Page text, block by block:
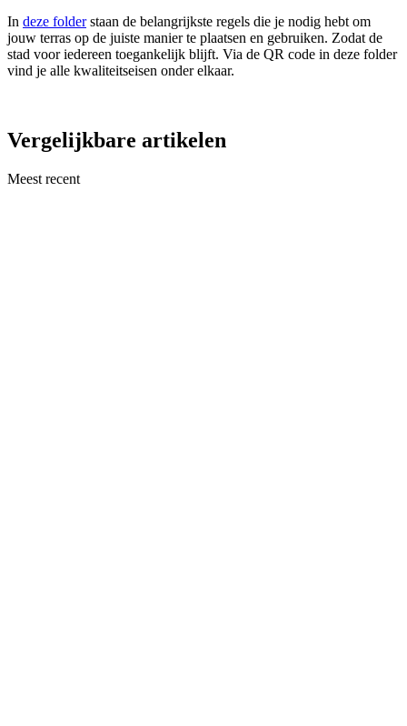
In deze folderstaan de belangrijkste regels die je nodig hebt om
jouw terras op de juiste manier te plaatsen en gebruiken. Zodat de
stad voor iedereen toegankelijk blijft. Via de QR code in deze folder
vind je alle kwaliteitseisen onder elkaar.
Vergelijkbare artikelen
Meest recent